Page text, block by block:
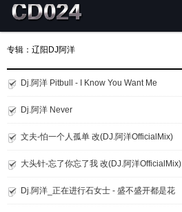
专辑：辽阳DJ阿洋
Dj.阿洋 Pitbull - I Know You Want Me
Dj.阿洋 Never
文夫-怕一个人孤单 改(DJ.阿洋OfficialMix)
大头针-忘了你忘了我 改(DJ.阿洋OfficialMix)
Dj.阿洋_正在进行石女士 - 盛不盛开都是花